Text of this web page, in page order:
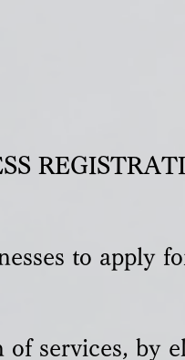
to apply
of services, by